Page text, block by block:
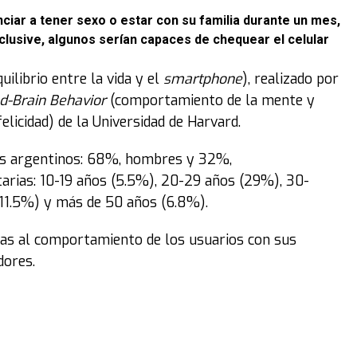
a tener sexo o estar con su familia durante un mes,
algunos serían capaces de chequear el celular
entre la vida y el smartphone), realizado por
Brain Behavior(comportamiento de la mente y
de la Universidad de Harvard.
argentinos: 68%, hombres y 32%,
10-19 años (5.5%), 20-29 años (29%), 30-
y más de 50 años (6.8%).
al comportamiento de los usuarios con sus